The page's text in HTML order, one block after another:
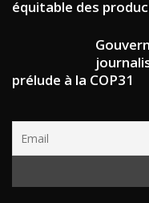
équitable des
prélude à la COP31